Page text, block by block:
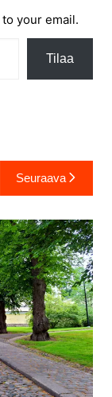
your email.
Tilaa
Seuraava